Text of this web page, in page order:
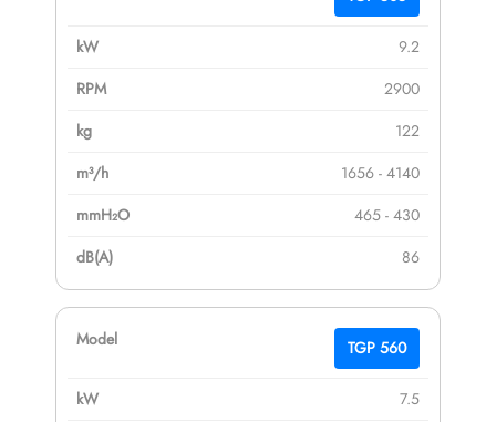
9.2
2900
122
1656 - 4140
465 - 430
86
TGP 560
7.5